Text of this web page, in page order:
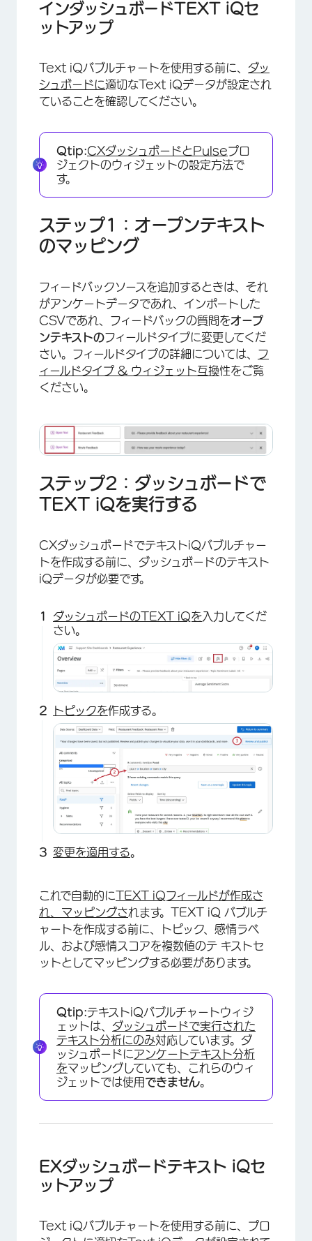
インダッシュボードTEXT iQセ
ットアップ
Text iQバブルチャートを使用する前に、 ダッ
シュボードに適切なText iQデータが設定され
ていることを確認してください。
Qtip:CXダッシュボードと Pulseプロ
ジェクトのウィジェットの設定方法で
す。
ステップ1：オープンテキスト
のマッピング
フィードバックソースを追加するときは、それ
がアンケートデータであれ、インポートした
CSVであれ、フィードバックの質問をオープ
ンテキストのフィールドタイプに変更してくだ
さい。フィールドタイプの詳細については、 フ
ィールドタイプ & ウィジェット互換性をご覧
ください。
×
ステップ2：ダッシュボードで
TEXT iQを実行する
CXダッシュボードでテキストiQバブルチャー
トを作成する前に、ダッシュボードのテキスト
iQデータが必要です。
ダッシュボードのTEXT iQを入力してくだ
さい。
×
トピックを作成する。
×
変更を適用する。
これで自動的にTEXT iQフィールドが作成さ
れ、マッピングされます。TEXT iQ バブルチ
ャートを作成する前に、トピック、感情ラベ
ル、および感情スコアを複数値のテ キストセ
ットとしてマッピングする必要があります。
Qtip:テキストiQバブルチャートウィジ
ェットは、 ダッシュボードで実行された
テキスト分析にのみ対応しています。ダ
ッシュボードにアンケートテキスト分析
をマッピングしていても、これらのウィ
ジェットでは使用できません。
EXダッシュボードテキスト iQセ
ットアップ
Text iQバブルチャートを使用する前に、プロ